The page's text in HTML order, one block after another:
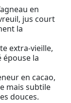
en
jus court
la
extra-vieille,
la
en cacao,
mais subtile
douces.